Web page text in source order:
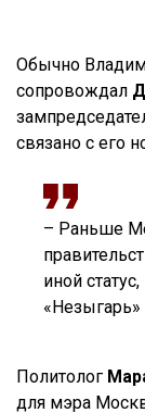
Обычно
сопровождал
связано с его
– Раньше
иной
«Незыгарь»
Политолог
для мэра